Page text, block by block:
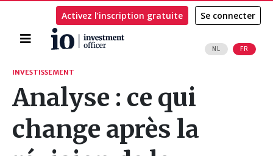
Accueil
NL FR
Activez l’inscription gratuite Se connecter
Rechercher
INVESTISSEMENT
Analyse : ce qui
change après la